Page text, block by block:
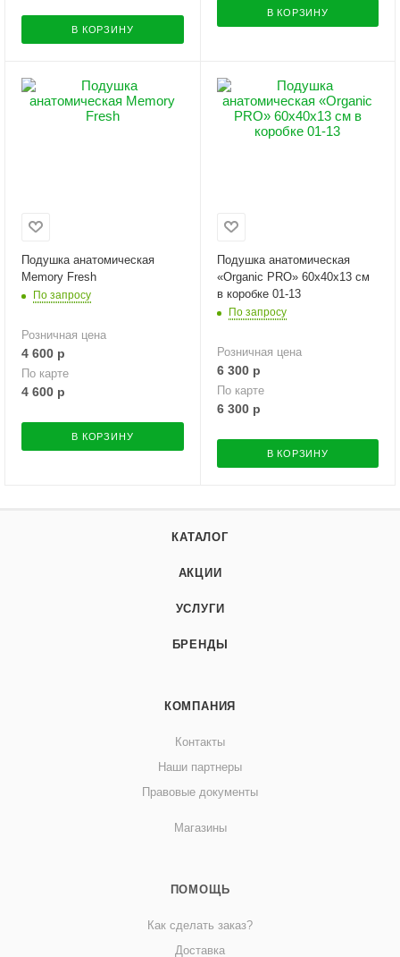
В КОРЗИНУ
В КОРЗИНУ
Подушка анатомическая
Memory Fresh
По запросу
Розничная цена
4 600 р
По карте
4 600 р
В КОРЗИНУ
Подушка анатомическая
«Organic PRO» 60х40х13 см
в коробке 01-13
По запросу
Розничная цена
6 300р
По карте
6 300р
В КОРЗИНУ
КАТАЛОГ
АКЦИИ
УСЛУГИ
БРЕНДЫ
КОМПАНИЯ
Контакты
Наши партнеры
Правовые документы
Магазины
ПОМОЩЬ
Как сделать заказ?
Доставка